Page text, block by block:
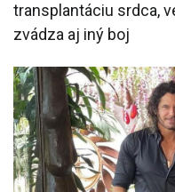
transplantáciu srdca,
zvádza aj iný boj